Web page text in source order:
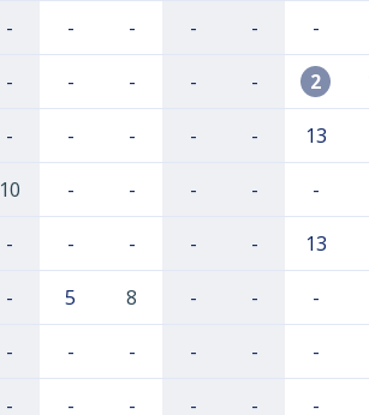
- - - - - -
- - - - - 2
- - - - - 13
10 - - - - -
- - - - - 13
- 5 8 - - -
- - - - - -
- - - - - -